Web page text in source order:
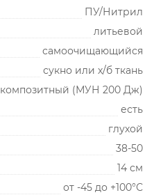
ПУ/Нитрил
литьевой
самоочищающийся
сукно или х/б ткань
композитный (МУН 200 Дж)
есть
глухой
38-50
14 см
от -45 до +100°С